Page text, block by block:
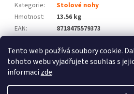
Tento web používá soubory cookie.
tohoto webu vyjadřujete souhlas s
informacízde.
Kategorie:
Stolové nohy
Hmotnost:
13.56 kg
EAN:
8718475579373
Počet balíků: 1